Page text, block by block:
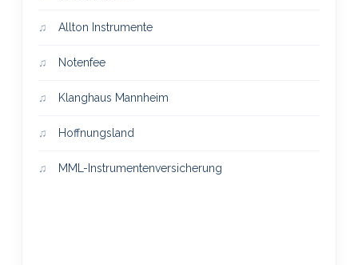
Allton Instrumente
Notenfee
Klanghaus Mannheim
Hoffnungsland
MML-Instrumentenversicherung